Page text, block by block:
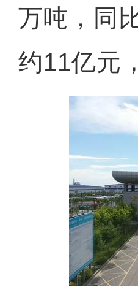
万吨，同
约11亿元